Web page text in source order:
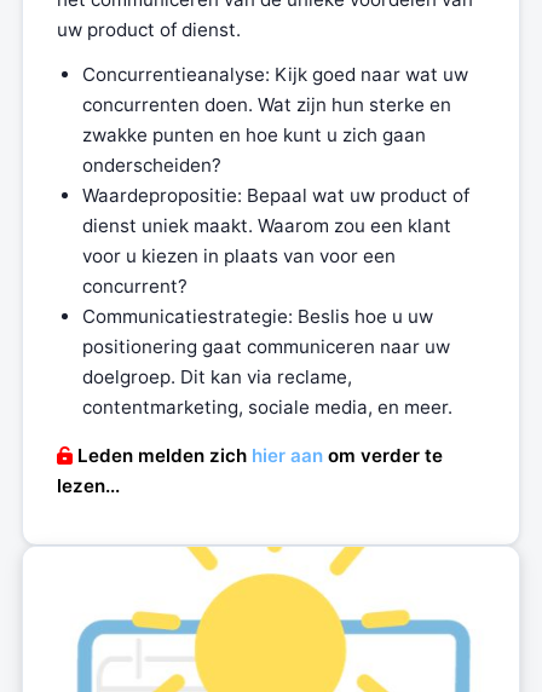
uw product of dienst.
Concurrentieanalyse: Kijk goed naar wat uw
concurrenten doen. Wat zijn hun sterke en
zwakke punten en hoe kunt u zich gaan
onderscheiden?
Waardepropositie: Bepaal wat uw product of
dienst uniek maakt. Waarom zou een klant
voor u kiezen in plaats van voor een
concurrent?
Communicatiestrategie: Beslis hoe u uw
positionering gaat communiceren naar uw
doelgroep. Dit kan via reclame,
contentmarketing, sociale media, en meer.
Leden melden zich hier aan om verder te
lezen...